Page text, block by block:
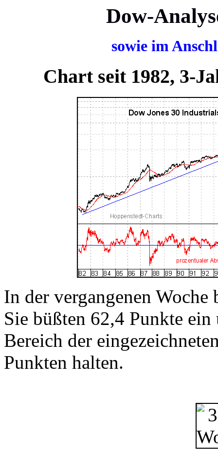
Dow-
sowie im
Chart seit 1982, 3-
In der vergangenen
Sie büßten 62,4 Punkte
Bereich der
Punkten halten.